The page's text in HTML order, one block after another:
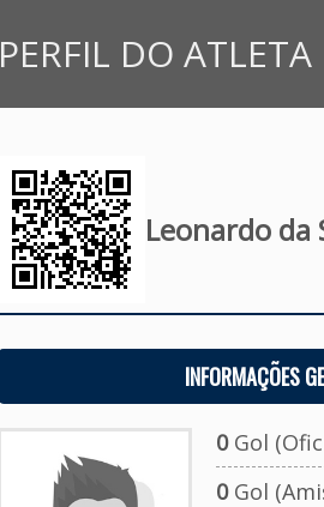
PERFIL DO ATLETA
Leonardo da
INFORMAÇÕES
0Gol
0Gol